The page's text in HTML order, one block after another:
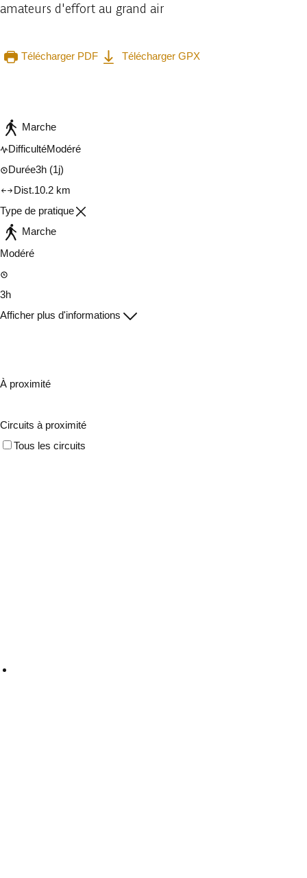
amateurs d'effort au grand air
Télécharger PDF
Télécharger GPX
Marche
DifficultéModéré
Durée3h (1j)
Dist.10.2 km
Type de pratique
Marche
Modéré
3h
Afficher plus d'informations
À proximité
Circuits à proximité
Tous les circuits